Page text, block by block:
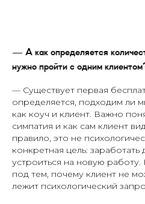
— А как определяется
нужно пройти с одним
— Существует первая
определяется, подходим ли
как коуч и клиент. Важно
симпатия и как сам клиент
правило, это не
конкретная цель: заработать
устроиться на новую
под тем, почему клиент не
лежит психологический